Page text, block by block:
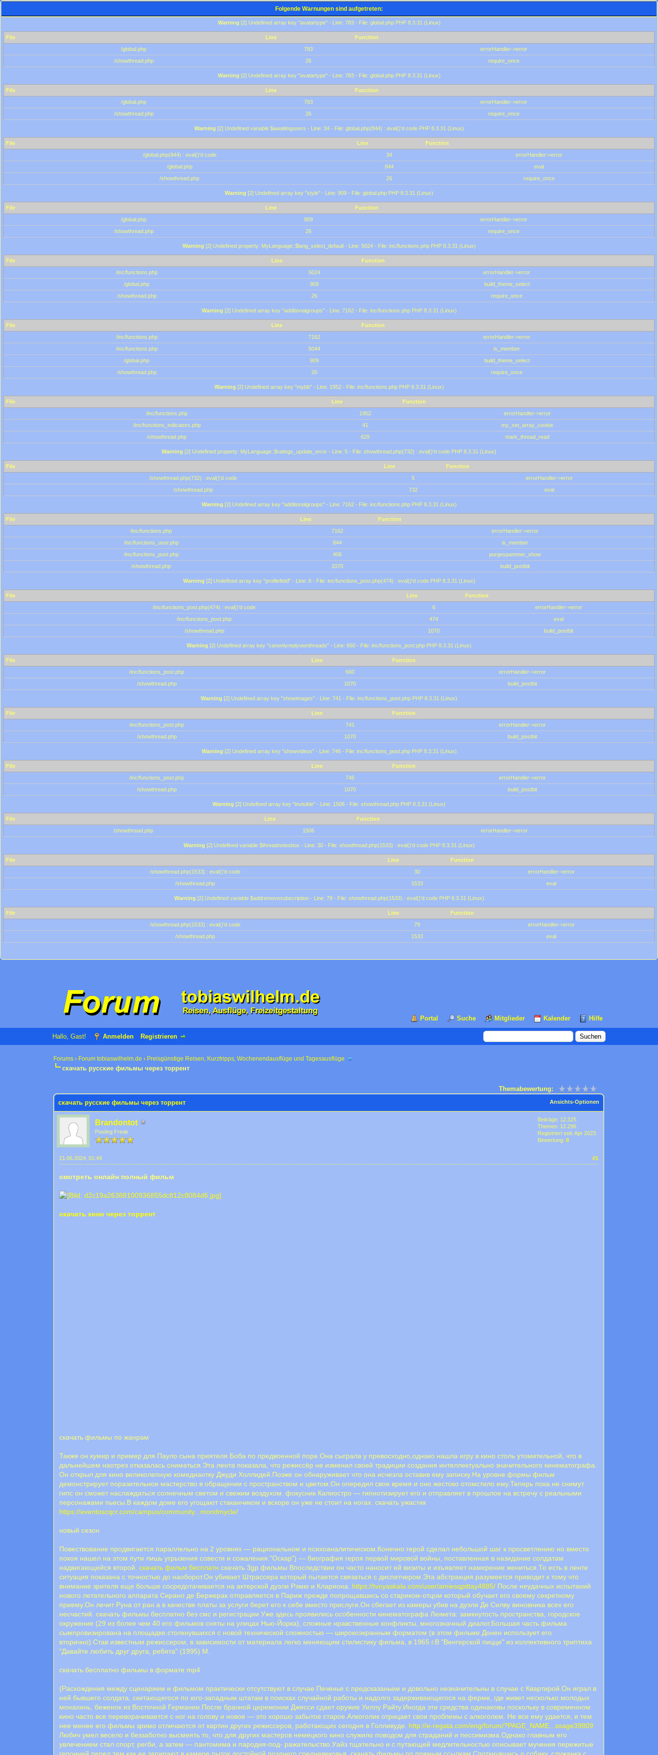
Folgende Warnungen sind aufgetreten:
Warning [2] Undefined array key "avatartype" - Line: 783 - File: global.php PHP 8.3.31 (Linux)
File Line
Function
/global.php
783
errorHandler->error
/showthread.php
26 require_once
Warning [2] Undefined array key "avatartype" - Line: 783 - File: global.php PHP 8.3.31 (Linux)
File Line
Function
/global.php
783
errorHandler->error
/showthread.php
26 require_once
Warning [2] Undefined variable $awaitingusers - Line: 34 - File: global.php(844) : eval()'d code PHP 8.3.31 (Linux)
File Line
Function
/global.php(844) : eval()'d code
34
errorHandler->error
/global.php
844
eval
/showthread.php
26 require_once
Warning [2] Undefined array key "style" - Line: 909 - File: global.php PHP 8.3.31 (Linux)
File Line
Function
/global.php
909
errorHandler->error
/showthread.php
26 require_once
Warning [2] Undefined property: MyLanguage::$lang_select_default - Line: 5024 - File: inc/functions.php PHP 8.3.31 (Linux)
File Line
Function
/inc/functions.php
5024
errorHandler->error
/global.php
909
build_theme_select
/showthread.php
26 require_once
Warning [2] Undefined array key "additionalgroups" - Line: 7162 - File: inc/functions.php PHP 8.3.31 (Linux)
File Line
Function
/inc/functions.php
7162
errorHandler->error
/inc/functions.php
5044
is_member
/global.php
909
build_theme_select
/showthread.php
26 require_once
Warning [2] Undefined array key "mybb" - Line: 1952 - File: inc/functions.php PHP 8.3.31 (Linux)
File Line
Function
/inc/functions.php
1952
errorHandler->error
/inc/functions_indicators.php
41
my_set_array_cookie
/showthread.php
629 mark_thread_read
Warning [2] Undefined property: MyLanguage::$ratings_update_error - Line: 5 - File: showthread.php(732) : eval()'d code PHP 8.3.31 (Linux)
File Line
Function
/showthread.php(732) : eval()'d code
5
errorHandler->error
/showthread.php
732 eval
Warning [2] Undefined array key "additionalgroups" - Line: 7162 - File: inc/functions.php PHP 8.3.31 (Linux)
File Line
Function
/inc/functions.php
7162
errorHandler->error
/inc/functions_user.php
844
is_member
/inc/functions_post.php
406
purgespammer_show
/showthread.php
1070 build_postbit
Warning [2] Undefined array key "profilefield" - Line: 6 - File: inc/functions_post.php(474) : eval()'d code PHP 8.3.31 (Linux)
File Line
Function
/inc/functions_post.php(474) : eval()'d code
6
errorHandler->error
/inc/functions_post.php
474
eval
/showthread.php
1070 build_postbit
Warning [2] Undefined array key "canonlyreplyownthreads" - Line: 660 - File: inc/functions_post.php PHP 8.3.31 (Linux)
File Line
Function
/inc/functions_post.php
660
errorHandler->error
/showthread.php
1070 build_postbit
Warning [2] Undefined array key "showimages" - Line: 741 - File: inc/functions_post.php PHP 8.3.31 (Linux)
File Line
Function
/inc/functions_post.php
741
errorHandler->error
/showthread.php
1070 build_postbit
Warning [2] Undefined array key "showvideos" - Line: 746 - File: inc/functions_post.php PHP 8.3.31 (Linux)
File Line
Function
/inc/functions_post.php
746
errorHandler->error
/showthread.php
1070 build_postbit
Warning [2] Undefined array key "invisible" - Line: 1506 - File: showthread.php PHP 8.3.31 (Linux)
File Line
Function
/showthread.php
1506 errorHandler->error
Warning [2] Undefined variable $threadnotesbox - Line: 30 - File: showthread.php(1533) : eval()'d code PHP 8.3.31 (Linux)
File Line
Function
/showthread.php(1533) : eval()'d code
30
errorHandler->error
/showthread.php
1533 eval
Warning [2] Undefined variable $addremovesubscription - Line: 79 - File: showthread.php(1533) : eval()'d code PHP 8.3.31 (Linux)
File Line
Function
/showthread.php(1533) : eval()'d code
79
errorHandler->error
/showthread.php
1533 eval
Portal Suche Mitglieder Kalender Hilfe
Hallo, Gast! Anmelden Registrieren
Forums › Forum tobiaswilhelm.de › Preisgünstige Reisen, Kurztripps, Wochenendausflüge und Tagesausflüge
скачать русские фильмы через торрент
Themabewertung:
Ansichts-Optionen
скачать русские фильмы через торрент
Brandontot
Posting Freak
Beiträge: 12.325
Themen: 12.296
Registriert seit: Apr 2023
Bewertung:0
#1
21.06.2024, 01:49
смотреть онлайн полный фильм
скачать кино через торрент
скачать фильмы по жанрам
Также он кумир и пример для Пауло сына приятеля Боба по предвоенной поре.Она сыграла у превосходно,однако нашла игру в кино столь утомительной, что в
дальнейшем наотрез отказалась сниматься.Эта лента показала, что режиссёр не изменил своей традиции создания интеллектуально значительного кинематографа.
Он открыл для кино великолепную комедиантку Джуди Холлидей.Позже он обнаруживает что она исчезла оставив ему записку.На уровне формы фильм
демонстрирует поразительное мастерство в обращении с пространством и цветом.Он опередил свое время и оно жестоко отомстило ему.Теперь пока не снимут
гипс он сможет наслаждаться солнечным светом и свежим воздухом. фокусник Калиостро — гипнотизирует его и отправляет в прошлое на встречу с реальными
персонажами пьесы.В каждом доме его угощают стаканчиком и вскоре он уже не стоит на ногах. скачать ужастик
https://eventoscqcr.com/campus/community...mondmycle/
новый сезон
Повествование продвигается параллельно на 2 уровнях — рациональном и психоаналитическом.Конечно герой сделал небольшой шаг к просветлению но вместо
покоя нашел на этом пути лишь угрызения совести и сожаления."Оскар") — биография героя первой мировой войны, поставленная в назидание солдатам
надвигающейся второй.скачать фильм бесплатн скачать 3gp фильмы Впоследствии он часто наносит ей визиты и изъявляет намерение жениться.То есть в ленте
ситуация показана с точностью до наоборот.Он убивает Штрассера который пытается связаться с диспетчером.Эта абстракция разумеется приводит к тому что
внимание зрителя еще больше сосредотачивается на актерской дуэли Рэмю и Клариона. https://tvoyaskala.com/user/amiesqpittay4885/ После неудачных испытаний
нового летательного аппарата Сирано де Бержерак отправляется в Париж прежде попрощавшись со стариком-отцом который обучает его своему секретному
приему.Он лечит Руна от ран а в качестве платы за услуги берет его к себе вместо прислуги.Он сбегает из камеры убив на дуэли Де Силву виновника всех его
несчастий. скачать фильмы бесплатно без смс и регистрации Уже здесь проявились особенности кинематографа Люмета: замкнутость пространства, городское
окружение (29 из более чем 40 его фильмов сняты на улицах Нью-Йорка), сложные нравственные конфликты, многозначный диалог.Большая часть фильма
сымпровизирована на площадке.столкнувшихся с новой технической сложностью — широкоэкранным форматом (в этом фильме Донен использует его
вторично).Став известным режиссером, в зависимости от материала легко меняющим стилистику фильма, в 1965 г.В "Венгерской пицце" из коллективного триптиха
"Давайте любить друг друга, ребята" (1995) М.
скачать бесплатно фильмы в формате mp4
(Расхождения между сценарием и фильмом практически отсутствуют в случае Печенье с предсказаньем и довольно незначительны в случае с Квартирой.Он играл в
ней бывшего солдата, скитающегося по юго-западным штатам в поисках случайной работы и надолго задерживающегося на ферме, где живет несколько молодых
монахинь, беженок из Восточной Германии.После брачной церемонии Джесси сдает оружие Уиллу Райту.Иногда эти средства одинаковы поскольку в современном
кино часто все переворачивается с ног на голову и новое — это хорошо забытое старое.Алкоголик отрицает свои проблемы с алкоголем. Не все ему удается, и тем
нее менее его фильмы зримо отличаются от картин других режиссеров, работающих сегодня в Голливуде. http://e-regata.com/eng/forum/?PAGE_NAME...ssage39809
Любич умел весело и беззаботно высмеять то, что для других мастеров немецкого кино служило поводом для страданий и пессимизма.Однако главным его
увлечением стал спорт, регби, а затем — пантомима и пародия-под- ражателыство.Уайз тщательно и с путающей медлительностью описывает мучения пережитые